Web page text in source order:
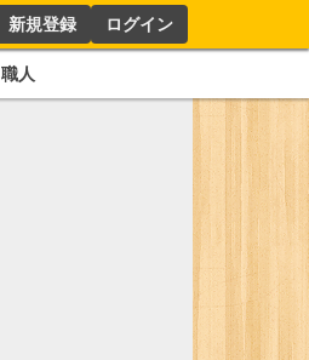
新規登録 ログイン
職人